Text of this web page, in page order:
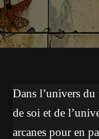
Dans l’univers
de soi et de
arcanes pour en